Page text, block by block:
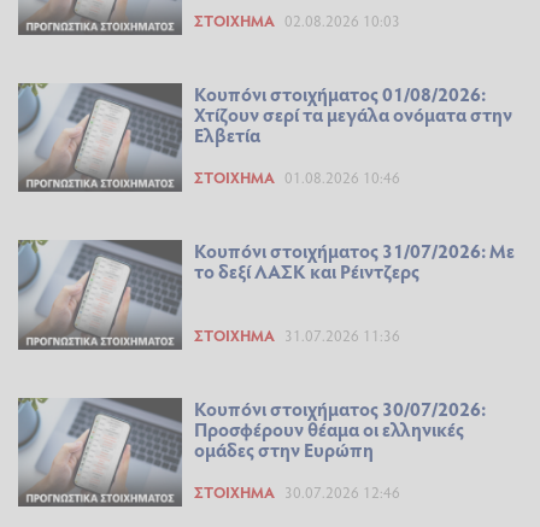
ΣΤΟΊΧΗΜΑ 02.08.2026 10:03
Κουπόνι στοιχήματος 01/08/2026:
Χτίζουν σερί τα μεγάλα ονόματα στην
Ελβετία
ΣΤΟΊΧΗΜΑ 01.08.2026 10:46
Κουπόνι στοιχήματος 31/07/2026: Με
το δεξί ΛΑΣΚ και Ρέιντζερς
ΣΤΟΊΧΗΜΑ 31.07.2026 11:36
Κουπόνι στοιχήματος 30/07/2026:
Προσφέρουν θέαμα οι ελληνικές
ομάδες στην Ευρώπη
ΣΤΟΊΧΗΜΑ 30.07.2026 12:46